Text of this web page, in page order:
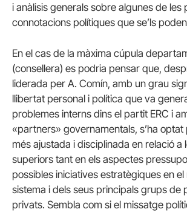
i anàlisis generals sobre algunes de les
connotacions polítiques que se’ls
En el cas de la màxima cúpula
(consellera) es podria pensar que,
liderada per A. Comín, amb un grau
llibertat personal i política que va
problemes interns dins el partit ERC i
«partners» governamentals, s’ha
més ajustada i disciplinada en relació a
superiors tant en els aspectes
possibles iniciatives estratègiques en
sistema i dels seus principals grups de
privats. Sembla com si el missatge